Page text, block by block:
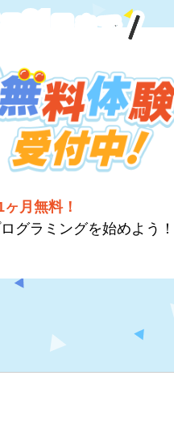
31 まで
ヶ月無料！
グラミングを始めよう！